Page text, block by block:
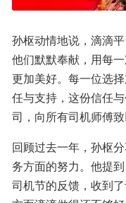
孙枢动情地说，滴滴
他们默默奉献，用每
更加美好。每一位选
任与支持，这份信任
司，向所有司机师傅致
回顾过去一年，孙枢
务方面的努力。他提
司机节的反馈，收到